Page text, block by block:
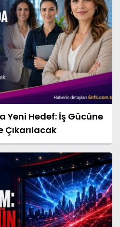
Yeni Hedef: İş Gücüne
Çıkarılacak